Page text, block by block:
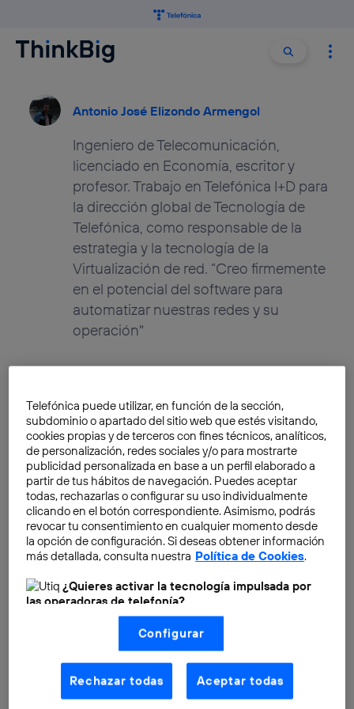
Buscar
Antonio José Elizondo Armengol
Ingeniero de Telecomunicación,
licenciado en Economía, escritor y
profesor. Trabajo en Telefónica I+D para
la dirección global de Tecnología de
Telefónica, como responsable de la
estrategia y la tecnología de la
Virtualización de red. “Creo firmemente
en el potencial del software para
automatizar nuestras redes y su
operación"
Depurando el estándar ETSI
NFV
Antonio José Elizondo Armengol
El Laboratorio de Referencia
NFV de Telefónica ha sido
el Network Intelligence
Award 2015
Antonio José Elizondo Armengol
Telefónica puede utilizar, en función de la sección,
subdominio o apartado del sitio web que estés visitando,
cookies propias y de terceros con fines técnicos, analíticos,
de personalización, redes sociales y/o para mostrarte
publicidad personalizada en base a un perfil elaborado a
partir de tus hábitos de navegación. Puedes aceptar
todas, rechazarlas o configurar su uso individualmente
clicando en el botón correspondiente. Asimismo, podrás
revocar tu consentimiento en cualquier momento desde
la opción de configuración. Si deseas obtener información
más detallada, consulta nuestra Política de Cookies.
¿Quieres activar la tecnología impulsada por
las operadoras de telefonía?
Nosotros, Telefónica S.A., utilizamos la tecnología Utiq para
realizar nuestras acciones de marketing digital o análisis
(como se describe en este aviso de consentimiento)
basadas en tu navegación en nuestra(s) web(s)
aquí(solo cuando utilizas una conexión a
internet habilitada , proporcionada por una de las
operadoras de telefonía participantes, y otorgas tu
Configurar
Rechazar todas Aceptar todas